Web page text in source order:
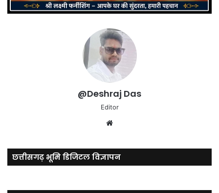
@Deshraj Das
Editor
छत्तीसगढ़ भूमि डिजिटल विज्ञापन